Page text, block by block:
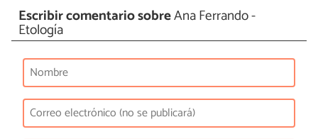
Escribir comentario sobreAna Ferrando -
Etología